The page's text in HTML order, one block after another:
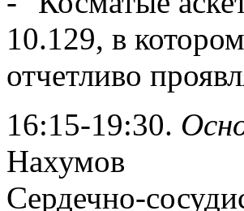
10.129, в
отчетливо
16:15-19:30.
Нахумов
Сердечно-